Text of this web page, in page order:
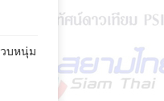
บหนุ่ม